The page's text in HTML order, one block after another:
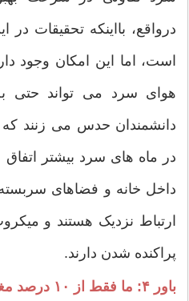
درواقع، بااینکه تحقیقات در
است، اما این امکان وجود
هوای سرد می تواند حتی
دانشمندان حدس می زنند
در ماه های سرد بیشتر اتفاق
داخل خانه و فضاهای سربسته
ارتباط نزدیک هستند و
پراکنده شدن دارند.
باور ۴: ما فقط از ۱۰ درصد مغز خود استفاده می کنیم.